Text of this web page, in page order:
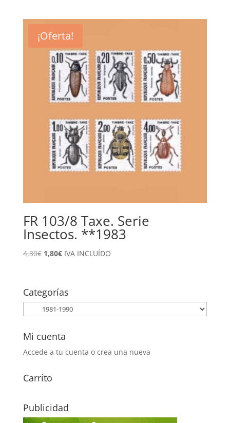
2,00€.0,75€.
¡Oferta!
FR 103/8 Taxe. Serie
Insectos. **1983
4,30€ El
era:
4,30€.
1,80€El
es:
1,80€.
IVA INCLUÍDO
Categorías
Mi cuenta
Accede a tu cuenta o crea una nueva
Carrito
Publicidad